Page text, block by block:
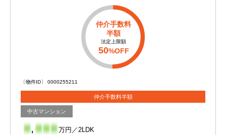
仲介手数料
半額
法定上限額
50%OFF
〔物件ID〕 0000255211
仲介手数料半額
中古マンション
- ,- - - 万円／2LDK